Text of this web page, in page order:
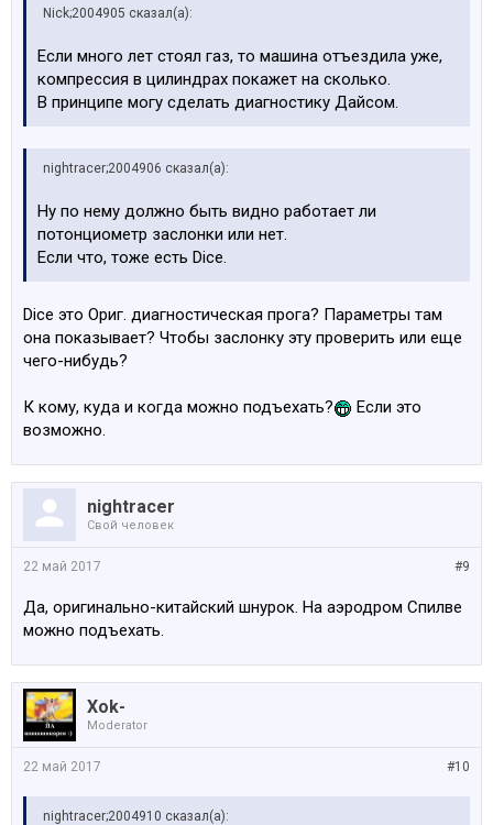
Nick;2004905 сказал(а):
Если много лет стоял газ, то машина отъездила уже,
компрессия в цилиндрах покажет на сколько.
В принципе могу сделать диагностику Дайсом.
nightracer;2004906 сказал(а):
Ну по нему должно быть видно работает ли
потонциометр заслонки или нет.
Если что, тоже есть Dice.
Dice это Ориг. диагностическая прога? Параметры там
она показывает? Чтобы заслонку эту проверить или еще
чего-нибудь?
К кому, куда и когда можно подъехать?
Если это
возможно.
nightracer
Свой человек
#9
22 май 2017
Да, оригинально-китайский шнурок. На аэродром Спилве
можно подъехать.
Xok-
Moderator
#10
22 май 2017
nightracer;2004910 сказал(а):